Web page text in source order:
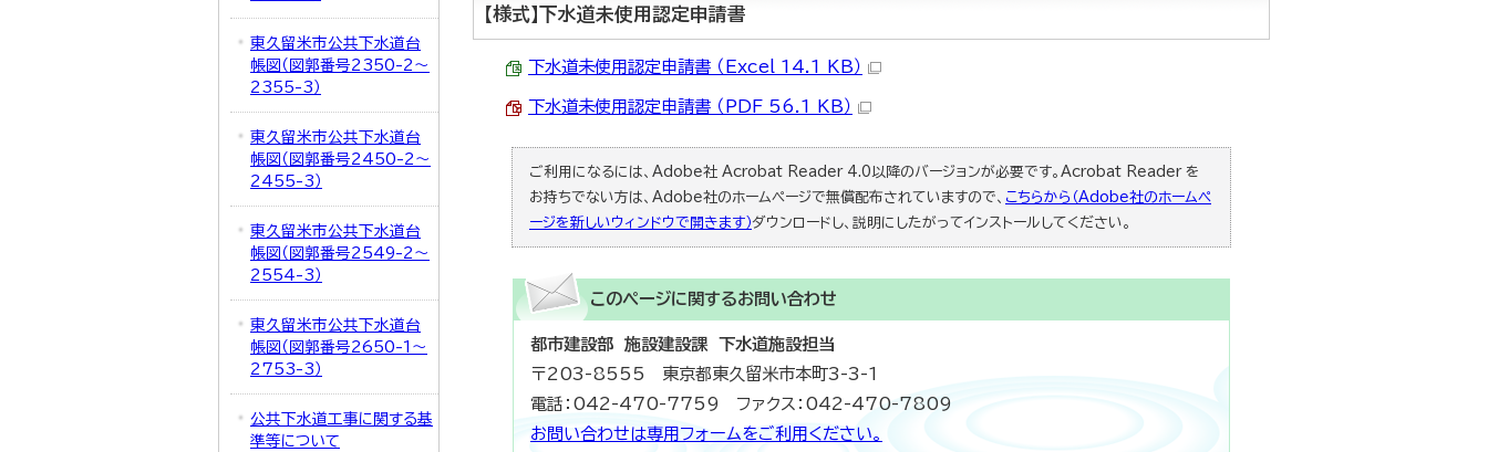
【様式】下水道未使用認定申請書
下水道未使用認定申請書 （Excel 14.1 KB）
下水道未使用認定申請書 （PDF 56.1 KB）
ご利用になるには、Adobe社 Acrobat Reader 4.0以降のバージョンが必要です。Acrobat Reader を
お持ちでない方は、Adobe社のホームページで無償配布されていますので、 こちらから（Adobe社のホームペ
ージを新しいウィンドウで開きます）ダウンロードし、説明にしたがってインストールしてください。
このページに関するお問い合わせ
都市建設部 施設建設課 下水道施設担当
〒203-8555 東京都東久留米市本町3-3-1
電話：042-470-7759 ファクス：042-470-7809
お問い合わせは専用フォームをご利用ください。
東久留米市公共下水道台
帳図（図郭番号2350-2～
2355-3）
東久留米市公共下水道台
帳図（図郭番号2450-2～
2455-3）
東久留米市公共下水道台
帳図（図郭番号2549-2～
2554-3）
東久留米市公共下水道台
帳図（図郭番号2650-1～
2753-3）
公共下水道工事に関する基
準等について